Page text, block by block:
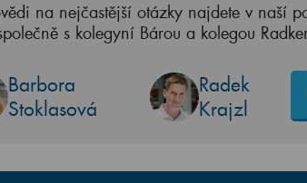
na nejčastější otázky najdete v naší
s kolegyní Bárou a kolegou
Barbora
Stoklasová
Radek
Krajzl